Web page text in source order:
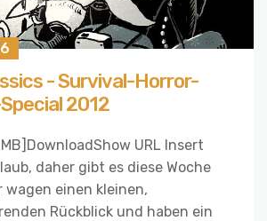
- Survival-Horror-
2012
URL Insert
daher gibt es diese Woche
wagen einen kleinen,
Rückblick und haben ein